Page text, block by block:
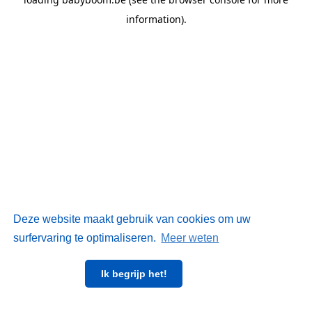
Deze website maakt gebruik van cookies om uw
surfervaring te optimaliseren. Meer weten
Ik begrijp het!
information).